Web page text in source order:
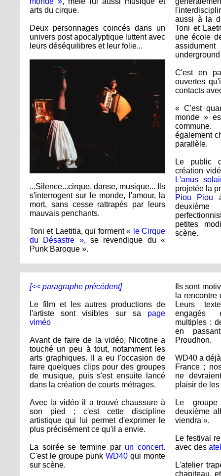
arts du cirque.
Deux personnages coincés dans un
univers post apocalyptique luttent avec
leurs déséquilibres et leur folie...
...Silence...cirque, danse, musique... Ils
s'interrogent sur le monde, l'amour, la
mort, sans cesse rattrapés par leurs
mauvais penchants.
Toni et Laetitia, qui forment« le Cirque
du Désastre », se revendique du «
Punk Baroque ».
aussi à la
Toni et
une école
C'est en
ouvertes
contacts
« C'est
monde »
également
parallèle.
Le public
création
L'anus
projetée la
Piou Piou
petites
scène.
[<< paragraphe précédent]
Le film et les autres productions de
l'artiste sont visibles sur sa page
viméo
Avant de faire de la vidéo, Nicotine a
touché un peu à tout, notamment les
arts graphiques. Il a eu l'occasion de
faire quelques clips pour des groupes
de musique, puis s'est ensuite lancé
dans la création de courts métrages.
Avec la vidéo il a trouvé chaussure à
son pied ; c'est cette discipline
artistique qui lui permet d'exprimer le
plus précisément ce qu'il a envie.
La soirée se termine par un concert.
C'est le groupe punk WD40 qui monte
sur scène.
Ils sont
la
Leurs
engagés
multiples :
en
Proudhon.
WD40 a
France ;
ne
plaisir de
Le
deuxième
viendra ».
Le festival
avec des
L'atelier
chapiteau,